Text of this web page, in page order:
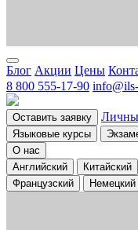
Блог Акции Цены
8 800 555-17-90
Оставить заявку
Языковые курсы
О нас
Английский
Китайский
Французский
Немецкий